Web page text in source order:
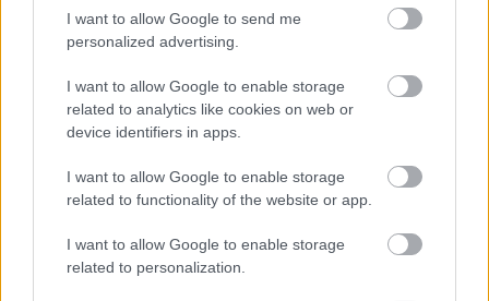
I want to allow Google to send me
personalized advertising.
I want to allow Google to enable storage
related to analytics like cookies on web or
device identifiers in apps.
I want to allow Google to enable storage
related to functionality of the website or app.
I want to allow Google to enable storage
related to personalization.
Η βαθμολογία σας*
*